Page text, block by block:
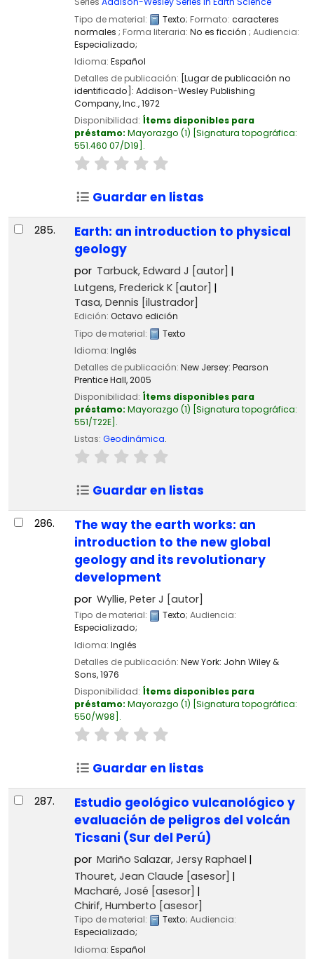
Tipo de material:
Texto; Formato: caracteres
normales ; Forma literaria: No es ficción ; Audiencia:
Especializado;
Idioma: Español
Detalles de publicación: [Lugar de publicación no
identificado]: Addison-Wesley Publishing
Company, Inc.,1972
Disponibilidad: Ítems disponibles para
préstamo: Mayorazgo (1) Signatura topográfica:
551.460 07/D19 .
Guardar en listas
285.
Earth: an introduction to physical
geology
por Tarbuck, Edward J [autor]
Lutgens, Frederick K[autor]
Tasa, Dennis [ilustrador]
Edición: Octavo edición
Tipo de material:
Texto
Idioma: Inglés
Detalles de publicación: New Jersey: Pearson
Prentice Hall,2005
Disponibilidad: Ítems disponibles para
préstamo: Mayorazgo (1) Signatura topográfica:
551/T22E .
Listas: Geodinámica.
Guardar en listas
286.
The way the earth works: an
introduction to the new global
geology and its revolutionary
development
por Wyllie, Peter J [autor]
Tipo de material: Texto; Audiencia:
Especializado;
Idioma: Inglés
Detalles de publicación: New York: John Wiley &
Sons,1976
Disponibilidad: Ítems disponibles para
préstamo: Mayorazgo (1) Signatura topográfica:
550/W98 .
Guardar en listas
287.
Estudio geológico vulcanológico y
evaluación de peligros del volcán
Ticsani (Sur del Perú)
por Mariño Salazar, Jersy Raphael
Thouret, Jean Claude [asesor]
Macharé, José [asesor]
Chirif, Humberto [asesor]
Tipo de material: Texto; Audiencia:
Especializado;
Idioma: Español